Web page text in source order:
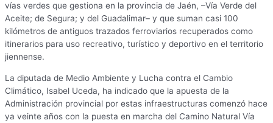
vías verdes que gestiona en la provincia de Jaén, –Vía Verde del
Aceite; de Segura; y del Guadalimar– y que suman casi 100
kilómetros de antiguos trazados ferroviarios recuperados como
itinerarios para uso recreativo, turístico y deportivo en el territorio
jiennense.
La diputada de Medio Ambiente y Lucha contra el Cambio
Climático, Isabel Uceda, ha indicado que la apuesta de la
Administración provincial por estas infraestructuras comenzó hace
ya veinte años con la puesta en marcha del Camino Natural Vía